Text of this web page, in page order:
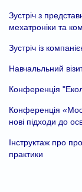
Зустріч з
мехатроніки та
Зустріч із
Навчальльний
Конференція
Конференція
нові підходи до
Інструктаж про
практики